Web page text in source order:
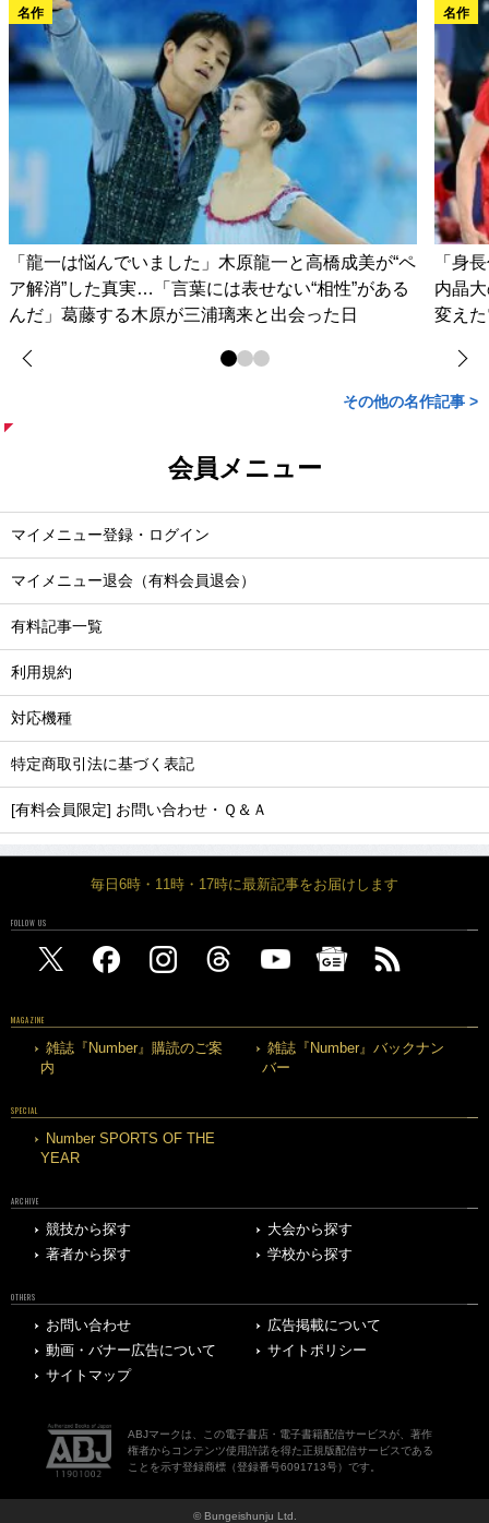
名作
「龍一は悩んでいました」木原龍一と高橋成美が“ペ
ア解消”した真実…「言葉には表せない“相性”がある
んだ」葛藤する木原が三浦璃来と出会った日
名作
「身
内晶
変え
その他の名作記事 >
会員メニュー
マイメニュー登録・ログイン
マイメニュー退会（有料会員退会）
有料記事一覧
利用規約
対応機種
特定商取引法に基づく表記
[有料会員限定] お問い合わせ・Ｑ＆Ａ
毎日6時・11時・17時に最新記事をお届けします
FOLLOW US
MAGAZINE
雑誌『Number』購読のご案
内
雑誌『Number』バックナン
バー
SPECIAL
Number SPORTS OF THE
YEAR
ARCHIVE
競技から探す
大会から探す
著者から探す
学校から探す
OTHERS
お問い合わせ
広告掲載について
動画・バナー広告について
サイトポリシー
サイトマップ
ABJマークは、この電子書店・電子書籍配信サービスが、著作
権者からコンテンツ使用許諾を得た正規版配信サービスである
ことを示す登録商標（登録番号6091713号）です。
© Bungeishunju Ltd.